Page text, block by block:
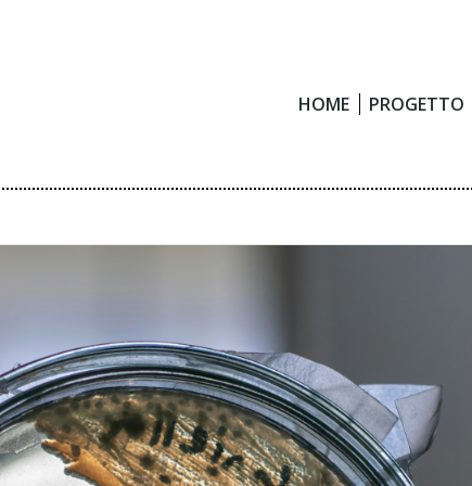
HOME PROGETTO